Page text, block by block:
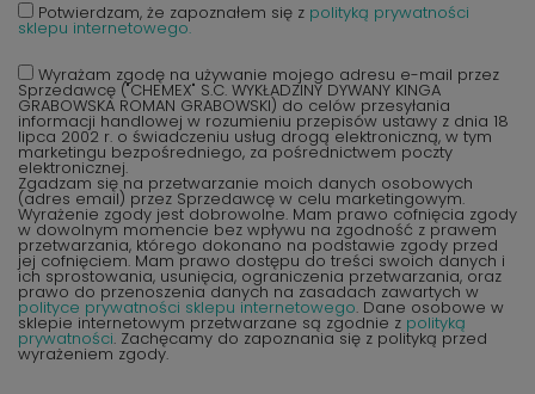
Potwierdzam, że zapoznałem się z polityką prywatności
sklepu internetowego.
Wyrażam zgodę na używanie mojego adresu e-mail przez
Sprzedawcę ("CHEMEX" S.C. WYKŁADZINY DYWANY KINGA
GRABOWSKA ROMAN GRABOWSKI) do celów przesyłania
informacji handlowej w rozumieniu przepisów ustawy z dnia 18
lipca 2002 r. o świadczeniu usług drogą elektroniczną, w tym
marketingu bezpośredniego, za pośrednictwem poczty
elektronicznej.
Zgadzam się na przetwarzanie moich danych osobowych
(adres email) przez Sprzedawcę w celu marketingowym.
Wyrażenie zgody jest dobrowolne. Mam prawo cofnięcia zgody
w dowolnym momencie bez wpływu na zgodność z prawem
przetwarzania, którego dokonano na podstawie zgody przed
jej cofnięciem. Mam prawo dostępu do treści swoich danych i
ich sprostowania, usunięcia, ograniczenia przetwarzania, oraz
prawo do przenoszenia danych na zasadach zawartych w
polityce prywatności sklepu internetowego. Dane osobowe w
sklepie internetowym przetwarzane są zgodnie z polityką
prywatności. Zachęcamy do zapoznania się z polityką przed
wyrażeniem zgody.